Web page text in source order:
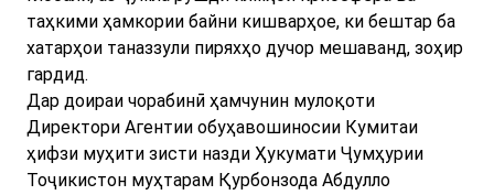
таҳкими ҳамкории байни кишварҳое, ки бештар ба
хатарҳои таназзули пиряхҳо дучор мешаванд, зоҳир
гардид.
Дар доираи чорабинӣ ҳамчунин мулоқоти
Директори Агентии обуҳавошиносии Кумитаи
ҳифзи муҳити зисти назди Ҳукумати Ҷумҳурии
Тоҷикистон муҳтарам Қурбонзода Абдулло